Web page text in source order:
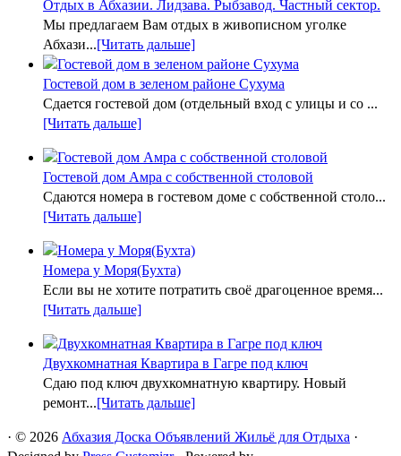
Отдых в Абхазии. Лидзава. Рыбзавод. Частный сектор.
Мы предлагаем Вам отдых в живописном уголке
Абхази...[Читать дальше]
Гостевой дом в зеленом районе Сухума
Сдается гостевой дом (отдельный вход с улицы и со ...
[Читать дальше]
Гостевой дом Амра с собственной столовой
Сдаются номера в гостевом доме с собственной столо...
[Читать дальше]
Номера у Моря(Бухта)
Если вы не хотите потратить своё драгоценное время...
[Читать дальше]
Двухкомнатная Квартира в Гагре под ключ
Сдаю под ключ двухкомнатную квартиру. Новый
ремонт...[Читать дальше]
· © 2026 Абхазия Доска Объявлений Жильё для Отдыха ·